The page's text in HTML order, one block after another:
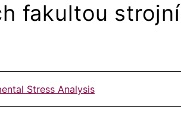
fakultou strojní
Stress Analysis